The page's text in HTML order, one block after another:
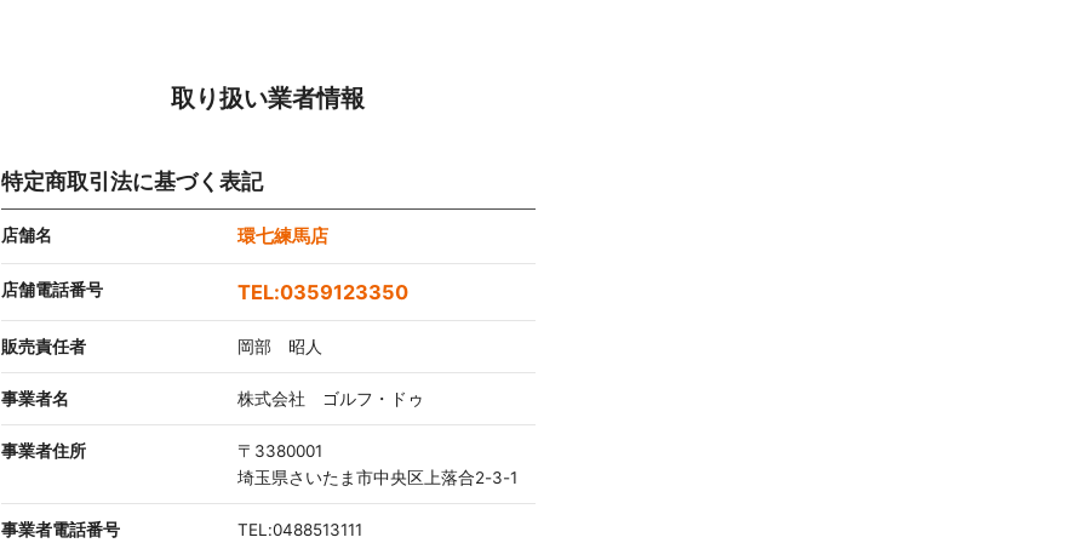
取り扱い業者情報
特定商取引法に基づく表記
店舗名 環七練馬店
店舗電話番号 0359123350
販売責任者 岡部 昭人
事業者名 株式会社 ゴルフ・ドゥ
事業者住所
〒3380001
埼玉県さいたま市中央区上落合2-3-1
事業者電話番号 TEL:0488513111